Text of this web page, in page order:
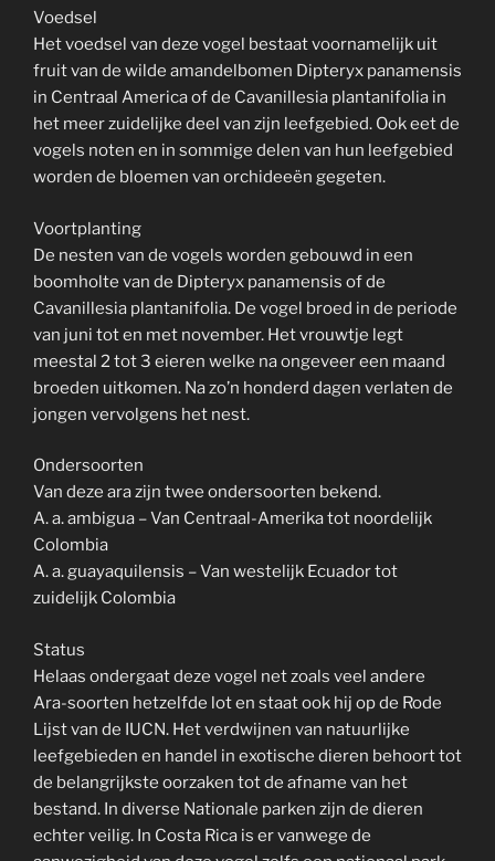
Voedsel
Het voedsel van deze vogel bestaat voornamelijk uit
fruit van de wilde amandelbomen Dipteryx panamensis
in Centraal America of de Cavanillesia plantanifolia in
het meer zuidelijke deel van zijn leefgebied. Ook eet de
vogels noten en in sommige delen van hun leefgebied
worden de bloemen van orchideeën gegeten.
Voortplanting
De nesten van de vogels worden gebouwd in een
boomholte van de Dipteryx panamensis of de
Cavanillesia plantanifolia. De vogel broed in de periode
van juni tot en met november. Het vrouwtje legt
meestal 2 tot 3 eieren welke na ongeveer een maand
broeden uitkomen. Na zo’n honderd dagen verlaten de
jongen vervolgens het nest.
Ondersoorten
Van deze ara zijn twee ondersoorten bekend.
A. a. ambigua – Van Centraal-Amerika tot noordelijk
Colombia
A. a. guayaquilensis – Van westelijk Ecuador tot
zuidelijk Colombia
Status
Helaas ondergaat deze vogel net zoals veel andere
Ara-soorten hetzelfde lot en staat ook hij op de Rode
Lijst van de IUCN. Het verdwijnen van natuurlijke
leefgebieden en handel in exotische dieren behoort tot
de belangrijkste oorzaken tot de afname van het
bestand. In diverse Nationale parken zijn de dieren
echter veilig. In Costa Rica is er vanwege de